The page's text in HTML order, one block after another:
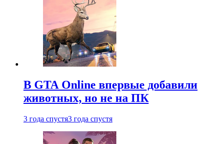
В GTA Online впервые добавили
животных, но не на ПК
3 года спустя3 года спустя